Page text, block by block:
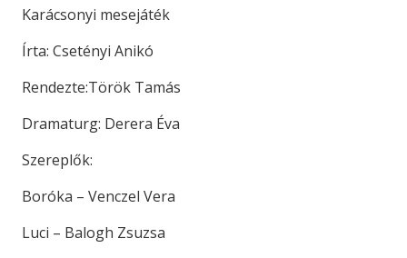
Karácsonyi mesejáték
Írta: Csetényi Anikó
Rendezte:Török Tamás
Dramaturg: Derera Éva
Szereplők:
Boróka – Venczel Vera
Luci – Balogh Zsuzsa